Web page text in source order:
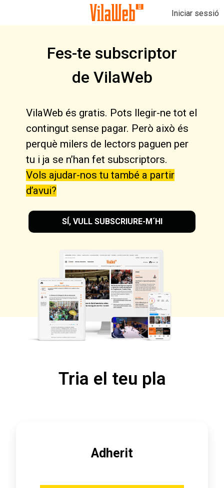
Iniciar sessió
Fes-te subscriptor
de VilaWeb
VilaWeb és gratis. Pots llegir-ne tot el
contingut sense pagar. Però això és
perquè milers de lectors paguen per
tu i ja se n’han fet subscriptors.
Vols ajudar-nos tu també a partir
d’avui?
SÍ, VULL SUBSCRIURE-M´HI
Tria el teu pla
Adherit